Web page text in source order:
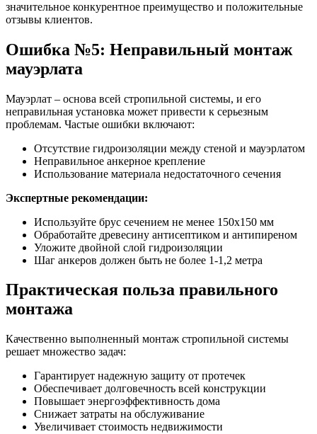
значительное конкурентное преимущество и положительные
отзывы клиентов.
Ошибка №5: Неправильный монтаж
мауэрлата
Мауэрлат – основа всей стропильной системы, и его
неправильная установка может привести к серьезным
проблемам. Частые ошибки включают:
Отсутствие гидроизоляции между стеной и мауэрлатом
Неправильное анкерное крепление
Использование материала недостаточного сечения
Экспертные рекомендации:
Используйте брус сечением не менее 150х150 мм
Обработайте древесину антисептиком и антипиреном
Уложите двойной слой гидроизоляции
Шаг анкеров должен быть не более 1-1,2 метра
Практическая польза правильного
монтажа
Качественно выполненный монтаж стропильной системы
решает множество задач:
Гарантирует надежную защиту от протечек
Обеспечивает долговечность всей конструкции
Повышает энергоэффективность дома
Снижает затраты на обслуживание
Увеличивает стоимость недвижимости